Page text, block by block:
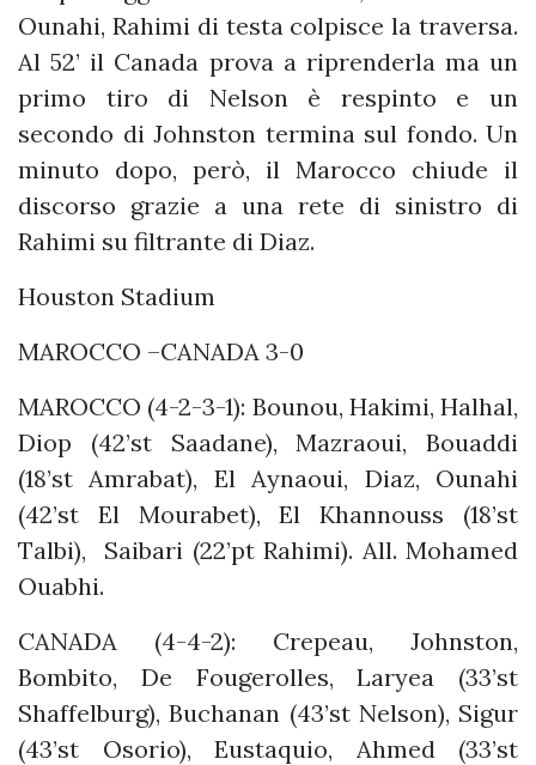
Ounahi, Rahimi di testa colpisce la traversa.
Al 52’ il Canada prova a riprenderla ma un
primo tiro di Nelson è respinto e un
secondo di Johnston termina sul fondo. Un
minuto dopo, però, il Marocco chiude il
discorso grazie a una rete di sinistro di
Rahimi su filtrante di Diaz.
Houston Stadium
MAROCCO –CANADA 3-0
MAROCCO (4-2-3-1): Bounou, Hakimi, Halhal,
Diop (42’st Saadane), Mazraoui, Bouaddi
(18’st Amrabat), El Aynaoui, Diaz, Ounahi
(42’st El Mourabet), El Khannouss (18’st
Talbi), Saibari (22’pt Rahimi). All. Mohamed
Ouabhi.
CANADA (4-4-2): Crepeau, Johnston,
Bombito, De Fougerolles, Laryea (33’st
Shaffelburg), Buchanan (43’st Nelson), Sigur
(43’st Osorio), Eustaquio, Ahmed (33’st